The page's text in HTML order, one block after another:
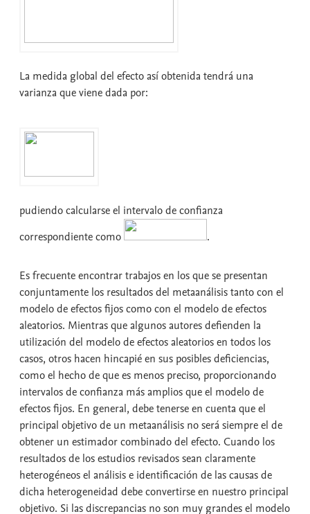
La medida global del efecto así obtenida tendrá una
varianza que viene dada por:
pudiendo calcularse el intervalo de confianza
correspondiente como
.
Es frecuente encontrar trabajos en los que se presentan
conjuntamente los resultados del metaanálisis tanto con el
modelo de efectos fijos como con el modelo de efectos
aleatorios. Mientras que algunos autores defienden la
utilización del modelo de efectos aleatorios en todos los
casos, otros hacen hincapié en sus posibles deficiencias,
como el hecho de que es menos preciso, proporcionando
intervalos de confianza más amplios que el modelo de
efectos fijos. En general, debe tenerse en cuenta que el
principal objetivo de un metaanálisis no será siempre el de
obtener un estimador combinado del efecto. Cuando los
resultados de los estudios revisados sean claramente
heterogéneos el análisis e identificación de las causas de
dicha heterogeneidad debe convertirse en nuestro principal
objetivo. Si las discrepancias no son muy grandes el modelo